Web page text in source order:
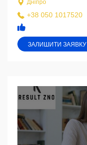
Дніпро
+38 050 1017520
ЗАЛИШИТИ ЗАЯВКУ